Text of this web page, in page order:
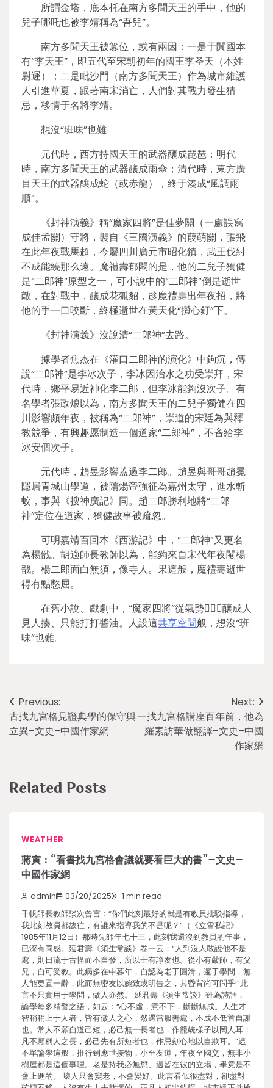
所謂金塔，底本托在南方多聞天王的手中，他的
兒子哪吒也被李靖稱為“吾兒”。
南方多聞天王被篡位，或有兩因：一是于闐國本
有“李天王”，即五代至宋朝初年的國王李圣天（本姓
尉遲）；二是毗沙門（南方多聞天王）作為城市維護
人引進華夏，跟著南宋消亡，人們對其戰力發生猜
忌，移情于名將李靖。
想沒“班味”也難
元代時，西方持國天王的武器釀成琵琶；明代
時，南方多聞天王的武器釀成雨傘；清代時，東方廣
目天王的武器釀成蛇（或赤龍），終于湊成“風調雨
順”。
《封神演義》稱“魔家四將”是佳夢關（一處誤寫
成佳孟關）守將，襲自《三國演義》的葭萌關，張飛
在此年夜戰馬超，今屬四川廣元市昭化鎮，武王伐紂
不成能繞那么遠。魔禮壽郁悶的是，他的二兒子獨健
是“二郎神”原型之一，可小說中的“二郎神”倒是逝世
敵，在對戰中，釀成花狐貂，趁魔禮壽出年夜招，將
他的手一口咬斷，終極逝世在黃天化“攢心釘”下。
《封神演義》沒說清“二郎神”去路。
據學者焦杰在《灌口二郎神的演化》中鉤沉，傳
說“二郎神”是李冰次子，李冰因治水之功受崇拜，宋
代時，鄉平易近神化李二郎，但李冰能夠沒次子。有
名學者張政烺以為，南方多聞天王的二兒子獨健在四
川影響頗年夜，被稱為“二郎神”，崇道的宋廷為與釋
教競爭，有興趣愿制造一個道家“二郎神”，不吝給李
冰安個次子。
元代時，趙昱影響蓋過李二郎。趙昱與哥哥趙冕
隱居青城山學道，被隋煬帝強征為嘉州太守，進水斬
蛟，事與《搜神廣記》同。趙二郎勝利地將“二郎
神”定位在道家，獨健故事被疏忽。
可明嘉靖百回本《西游記》中，“二郎神”又更名
為楊戩。胡適師長教師以為，能夠來自宋代年夜閹楊
戩。楊二郎面白無須，像寺人。果這般，魔禮壽逝世
得有點憋屈。
在舊小說、戲劇中，“魔家四將”從氣勢，釀成人
見人揍、只能打打醬油。人設這共享空間般，想沒“班
味”也難。
Post
navigation
Previous:
古找九宮格見證典學的保守與
立異–文史–中國作家網
Next:
一找九宮格講座百年前，他為
羅素訪華做翻譯–文史–中國
作家網
Related Posts
WEATHER
蔣寅：“看書找九宮格會議就要看巨大的書”–文史–
中國作家網
admin 03/20/2025 1 min read
千帆師長教師談次曾言：“你們此刻最好的就是有教員批駁指導，
我此刻教員都故往，有誰來指導我的不是呢？”（《立雪私記》
1985年11月12日）那時先師年七十三，此刻我還沒到教員的年事，
已深有同感。延君壽《須生常談》卷一云：“人到沒人敢說他不是
處，則日流于古怪而不自發，所以士有諍友也。從小有嚴師，有父
兄，自可受教。此病多在中暮年，自認為老于圓滑，邃于學問，無
人能更置一辭，此而無密友以婉致或明告之，其昏背尚可問乎!”此
言不只實用于學問，做人亦然。 延君壽《須生常談》雖為詩話，
論學每多精警之語，如云：“心不虛，意不下，斷斷無成。人生才
智稍稍上于人者，皆有傲人之心，然遇當服善處，不成不低首自謝
也。常人不願自道己短，必己無一長者也，作籠統樣子以罔人耳；
凡不願稱人之長，必己先有所短者也，作忌刻心地以自欺耳。”這
不單論學這般，推行到應世接物，小至友道，年夜至國交，無非小
樹屋都是這個事理。老是持我必無愆、過皆在彼的立場，畢竟是不
會上進的。 壞人只會變老，不會變好。此言看似很盡對，卻盡對